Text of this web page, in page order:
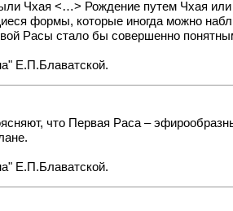
Чхая <…> Рождение путем Чхая или
формы, которые иногда можно
Расы стало бы совершенно
Е.П.Блаватской.
что Первая Раса –
Е.П.Блаватской.